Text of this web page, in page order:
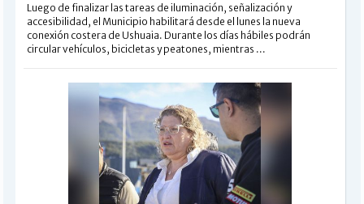
Luego de finalizar las tareas de iluminación, señalización y
accesibilidad, el Municipio habilitará desde el lunes la nueva
conexión costera de Ushuaia. Durante los días hábiles podrán
circular vehículos, bicicletas y peatones, mientras ...